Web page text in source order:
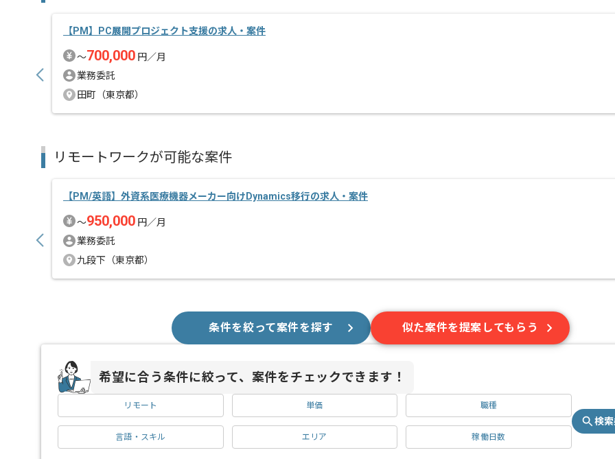
【PM】PC展開プロジェクト支援の求人・案件
〜700,000 円／月
業務委託
田町（東京都）
リモートワークが可能な案件
【PM/英語】外資系医療機器メーカー向けDynamics移行の求人・案件
〜950,000 円／月
業務委託
九段下（東京都）
条件を絞って案件を探す 似た案件を提案してもらう
希望に合う条件に絞って、案件をチェックできます！
リモート 単価 職種
言語・スキル エリア 稼働日数
検